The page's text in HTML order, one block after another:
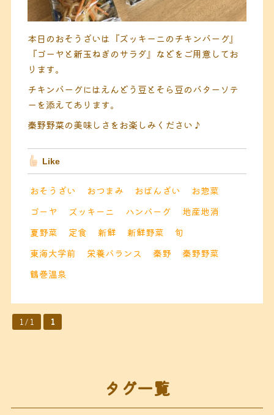
本日のおそうざいは『ズッキーニのチキンバーグ』
『ゴーヤと新玉ねぎのサラダ』などをご用意してお
ります。
チキンバーグにはえんどう豆とそら豆のバターソテ
ーを添えてあります。
秦野野菜の美味しさをお楽しみください♪
Like
おそうざい おつまみ おばんざい
お惣菜
ゴーヤ
ズッキーニ ハンバーグ
地産地消
夏野菜
定食 新鮮 新鮮野菜
旬
東海大学前
栄養バランス 秦野
秦野野菜
鶴巻温泉
1 / 1 1
タグ一覧